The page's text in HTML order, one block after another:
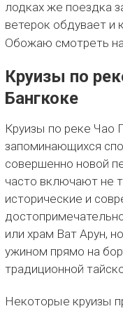
лодках же поездка
ветерок обдувает и
Обожаю смотреть
Круизы по
Бангкоке
Круизы по реке Чао
запоминающихся
совершенно новой
часто включают не
исторические и
или храм Ват Арун,
ужином прямо на
традиционной
Некоторые круизы